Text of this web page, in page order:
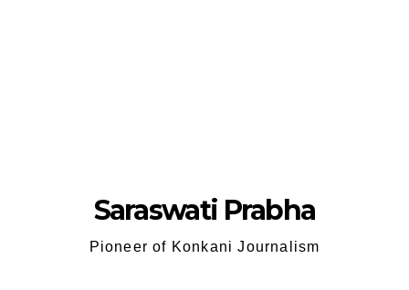
Saraswati Prabha
Pioneer of Konkani Journalism